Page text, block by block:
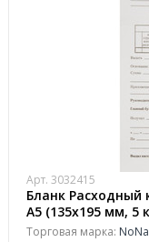
Арт. 3032415
Бланк
А5 (135x195 мм, 5
термоусадочной
Торговая марка: